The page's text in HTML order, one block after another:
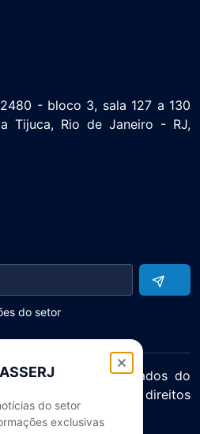
do setor
exclusivas
- bloco 3, sala 127 a 130
Tijuca, Rio de Janeiro - RJ,
do setor
de Supermercados do
Todos os direitos